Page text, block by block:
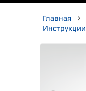
Главная
Инструкции